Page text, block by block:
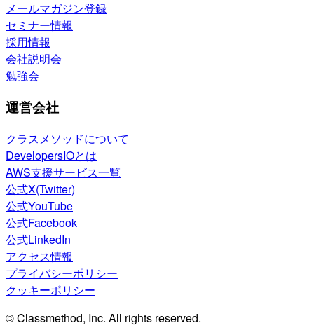
メールマガジン登録
セミナー情報
採用情報
会社説明会
勉強会
運営会社
クラスメソッドについて
DevelopersIOとは
AWS支援サービス一覧
公式X(Twitter)
公式YouTube
公式Facebook
公式LinkedIn
アクセス情報
プライバシーポリシー
クッキーポリシー
© Classmethod, Inc. All rights reserved.